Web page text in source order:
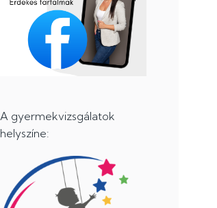
A gyermekvizsgálatok
helyszíne: